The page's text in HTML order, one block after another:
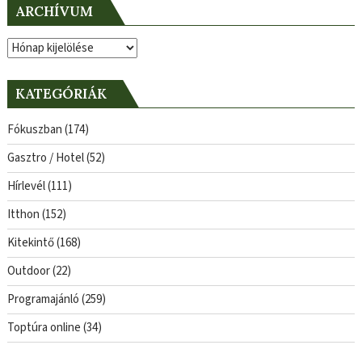
ARCHÍVUM
Archívum
KATEGÓRIÁK
Fókuszban(174)
Gasztro / Hotel(52)
Hírlevél(111)
Itthon(152)
Kitekintő(168)
Outdoor(22)
Programajánló(259)
Toptúra online(34)